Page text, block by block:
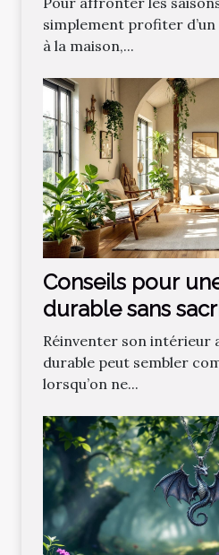
simplement profiter
à la maison,...
Conseils pour
durable sans
Réinventer son intérieur
durable peut sembler
lorsqu’on ne...